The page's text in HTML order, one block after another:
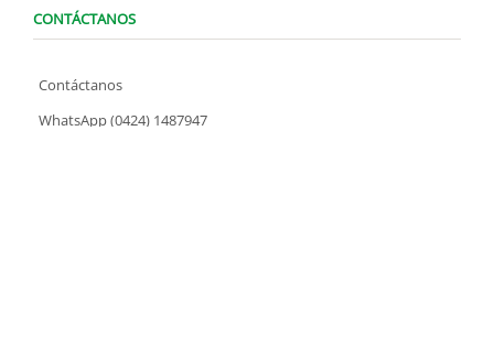
CONTÁCTANOS
Contáctanos
WhatsApp (0424) 1487947